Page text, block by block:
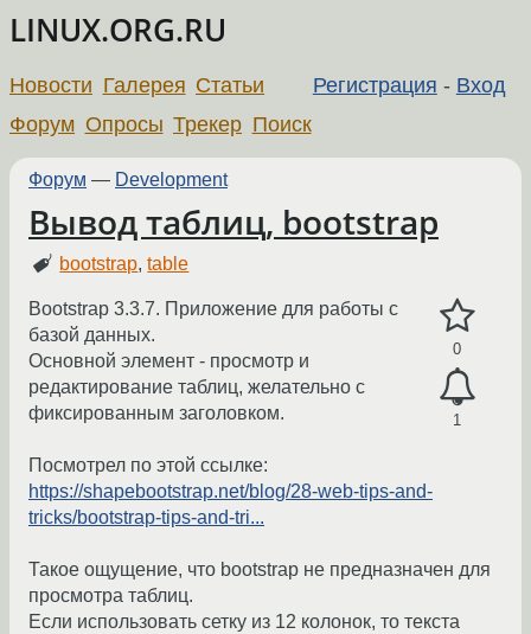
LINUX.ORG.RU
Регистрация - Вход
Новости Галерея Статьи
Форум Опросы Трекер Поиск
Форум — Development
Вывод таблиц, bootstrap
bootstrap,table
0
1
Bootstrap 3.3.7. Приложение для работы с
базой данных.
Основной элемент - просмотр и
редактирование таблиц, желательно с
фиксированным заголовком.
Посмотрел по этой ссылке:
https://shapebootstrap.net/blog/28-web-tips-and-
tricks/bootstrap-tips-and-tri...
Такое ощущение, что bootstrap не предназначен для
просмотра таблиц.
Если использовать сетку из 12 колонок, то текста